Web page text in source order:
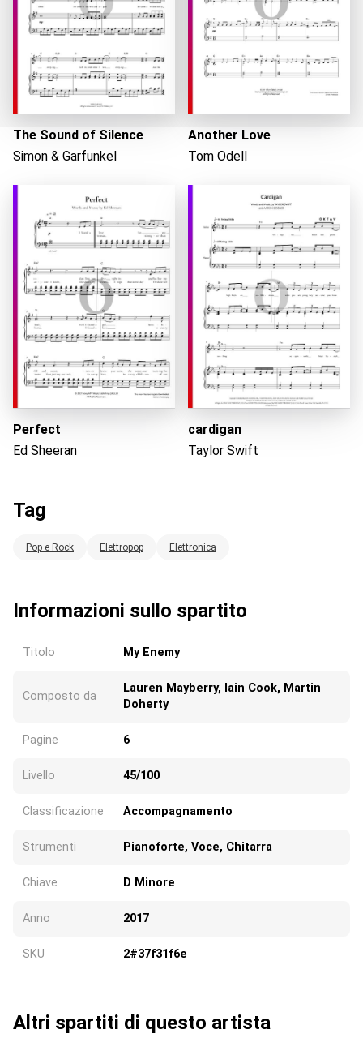
Caricando...
The Sound of Silence
Simon & Garfunkel
Another Love
Tom Odell
Perfect
Ed Sheeran
cardigan
Taylor Swift
Tag
Pop e Rock Elettropop Elettronica
Informazioni sullo spartito
Titolo My Enemy
Composto da
Lauren Mayberry, Iain Cook, Martin
Doherty
Pagine 6
Livello 45/100
Classificazione Accompagnamento
Strumenti Pianoforte, Voce, Chitarra
Chiave D Minore
Anno 2017
SKU 2#37f31f6e
Altri spartiti di questo artista